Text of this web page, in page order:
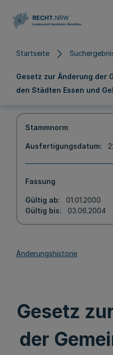
Startseite
Gesetz zur Änderung der
den Städten Essen und
Stammnorm
Ausfertigungsdatum
Fassung
Gültig ab
01.01.2000
Gültig bis
03.06.2004
Änderungshistorie
Gesetz
der